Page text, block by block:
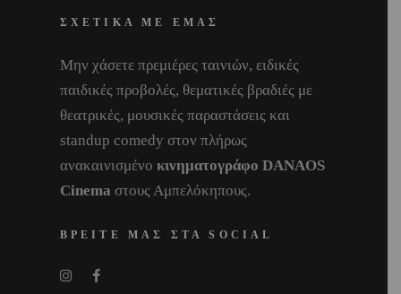
ΣΧΕΤΙΚΑ ΜΕ ΕΜΑΣ
Μην χάσετε πρεμιέρες ταινιών, ειδικές
παιδικές προβολές, θεματικές βραδιές με
θεατρικές, μουσικές παραστάσεις και
standup comedy στον πλήρως
ανακαινισμένο κινηματογράφο DANAOS
Cinema στους Αμπελόκηπους.
ΒΡΕΙΤΕ ΜΑΣ ΣΤΑ SOCIAL